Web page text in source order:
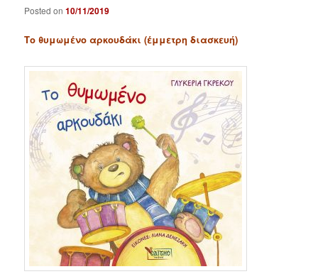
Posted on10/11/2019
Το θυμωμένο αρκουδάκι (έμμετρη διασκευή)